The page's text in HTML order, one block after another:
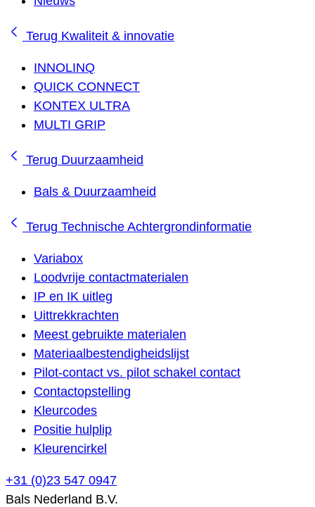
Terug Kwaliteit & innovatie
INNOLINQ
QUICK CONNECT
KONTEX ULTRA
MULTI GRIP
Terug Duurzaamheid
Bals & Duurzaamheid
Terug Technische Achtergrondinformatie
Variabox
Loodvrije contactmaterialen
IP en IK uitleg
Uittrekkrachten
Meest gebruikte materialen
Materiaalbestendigheidslijst
Pilot-contact vs. pilot schakel contact
Contactopstelling
Kleurcodes
Positie hulplip
Kleurencirkel
+31 (0)23 547 0947
Bals Nederland B.V.